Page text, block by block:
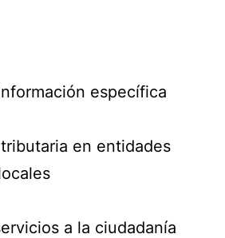
específica
en entidades
a la ciudadanía